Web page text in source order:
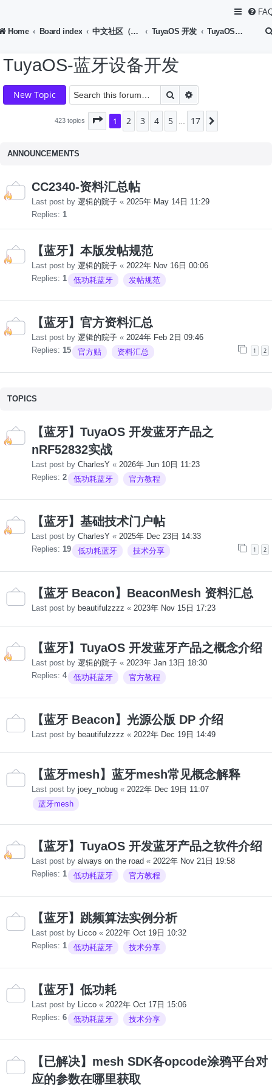
Home Board index 中文社区（Chinese Forum） TuyaOS 开发 TuyaOS-蓝牙设备开发
TuyaOS-蓝牙设备开发
New Topic Search
423 topics Page 1of17
1 2 3 4 5 17
ANNOUNCEMENTS
CC2340-资料汇总帖
Last post by 逻辑的院子 « 2025年 May 14日 11:29
Replies: 1
【蓝牙】本版发帖规范
Last post by 逻辑的院子 « 2022年 Nov 16日 00:06
Replies: 1 低功耗蓝牙 发帖规范
【蓝牙】官方资料汇总
Last post by 逻辑的院子 « 2024年 Feb 2日 09:46
Replies: 15 1 2
官方贴 资料汇总
TOPICS
【蓝牙】TuyaOS 开发蓝牙产品之
nRF52832实战
Last post by CharlesY « 2026年 Jun 10日 11:23
Replies: 2 低功耗蓝牙 官方教程
【蓝牙】基础技术门户帖
Last post by CharlesY « 2025年 Dec 23日 14:33
Replies: 19 1 2
低功耗蓝牙 技术分享
【蓝牙 Beacon】BeaconMesh 资料汇总
Last post by beautifulzzzz « 2023年 Nov 15日 17:23
【蓝牙】TuyaOS 开发蓝牙产品之概念介绍
Last post by 逻辑的院子 « 2023年 Jan 13日 18:30
Replies: 4 低功耗蓝牙 官方教程
【蓝牙 Beacon】光源公版 DP 介绍
Last post by beautifulzzzz « 2022年 Dec 19日 14:49
【蓝牙mesh】蓝牙mesh常见概念解释
Last post by joey_nobug « 2022年 Dec 19日 11:07
蓝牙mesh
【蓝牙】TuyaOS 开发蓝牙产品之软件介绍
Last post by always on the road « 2022年 Nov 21日 19:58
Replies: 1 低功耗蓝牙 官方教程
【蓝牙】跳频算法实例分析
Last post by Licco « 2022年 Oct 19日 10:32
Replies: 1 低功耗蓝牙 技术分享
【蓝牙】低功耗
Last post by Licco « 2022年 Oct 17日 15:06
Replies: 6 低功耗蓝牙 技术分享
【已解决】mesh SDK各opcode涂鸦平台对
应的参数在哪里获取